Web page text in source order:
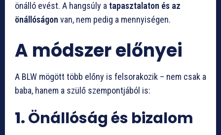
önálló evést. A hangsúly atapasztalaton és az
önállóságon van, nem pedig a mennyiségen.
A módszer előnyei
A BLW mögött több előny is felsorakozik – nem csak a
baba, hanem a szülő szempontjából is:
1.Önállóság és bizalom